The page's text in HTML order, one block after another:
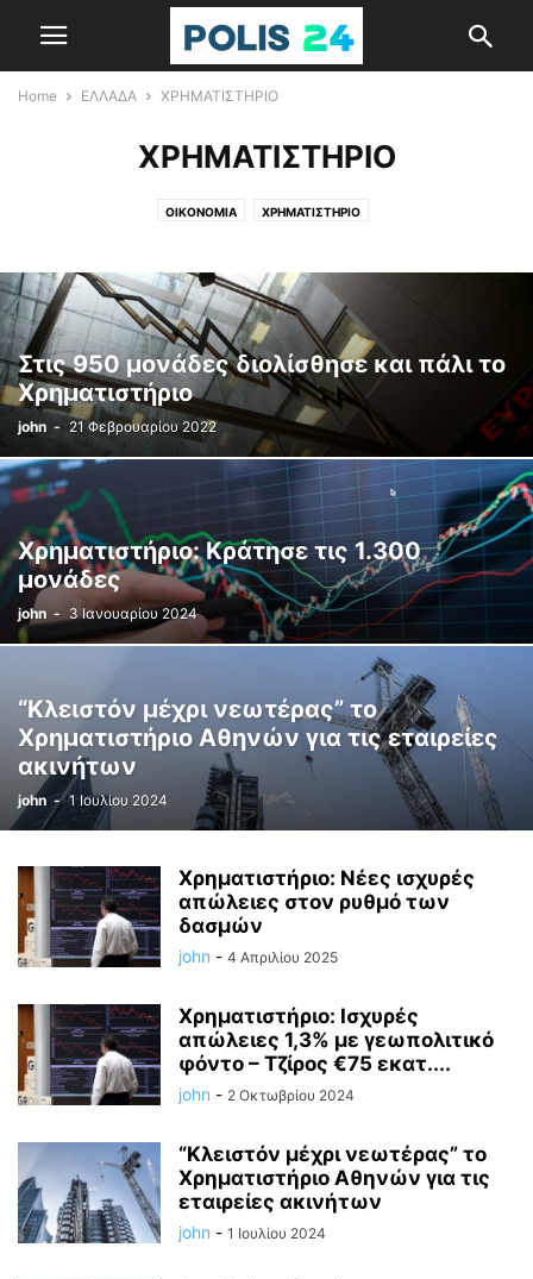
Home ΕΛΛΑΔΑ ΧΡΗΜΑΤΙΣΤΗΡΙΟ
ΧΡΗΜΑΤΙΣΤΗΡΙΟ
ΟΙΚΟΝΟΜΙΑ ΧΡΗΜΑΤΙΣΤΗΡΙΟ
Στις 950 μονάδες διολίσθησε και πάλι το
Χρηματιστήριο
john - 21 Φεβρουαρίου 2022
Χρηματιστήριο: Κράτησε τις 1.300
μονάδες
john - 3 Ιανουαρίου 2024
“Κλειστόν μέχρι νεωτέρας” το
Χρηματιστήριο Αθηνών για τις εταιρείες
ακινήτων
john - 1 Ιουλίου 2024
Χρηματιστήριο: Νέες ισχυρές
απώλειες στον ρυθμό των
δασμών
john - 4 Απριλίου 2025
Χρηματιστήριο: Ισχυρές
απώλειες 1,3% με γεωπολιτικό
φόντο – Τζίρος €75 εκατ....
john - 2 Οκτωβρίου 2024
“Κλειστόν μέχρι νεωτέρας” το
Χρηματιστήριο Αθηνών για τις
εταιρείες ακινήτων
john - 1 Ιουλίου 2024